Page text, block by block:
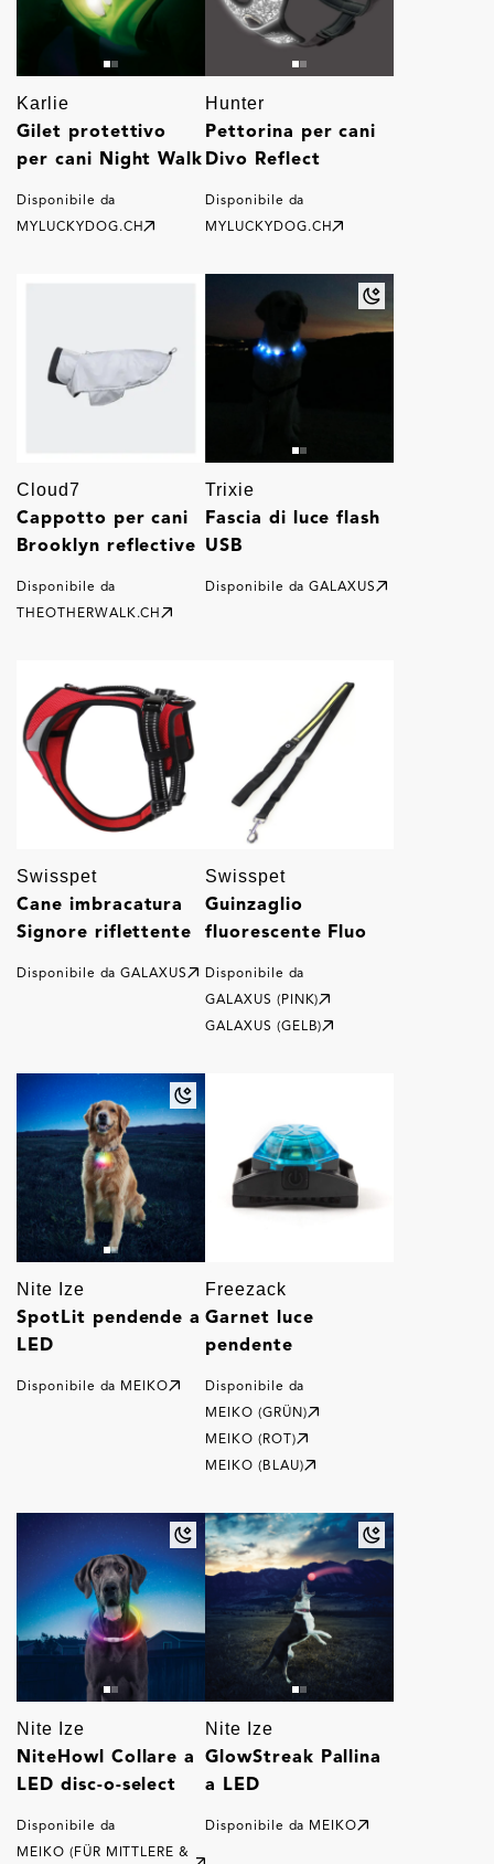
Karlie
Gilet protettivo
per cani Night Walk
Disponibile da
MYLUCKYDOG.CH
Hunter
Pettorina per cani
Divo Reflect
Disponibile da
MYLUCKYDOG.CH
Cloud7
Cappotto per cani
Brooklyn reflective
Disponibile da
THEOTHERWALK.CH
Trixie
Fascia di luce flash
USB
Disponibile da GALAXUS
Swisspet
Cane imbracatura
Signore riflettente
Disponibile da GALAXUS
Swisspet
Guinzaglio
fluorescente Fluo
Disponibile da
GALAXUS (PINK)
GALAXUS (GELB)
Nite Ize
SpotLit pendende a
LED
Disponibile da MEIKO
Freezack
Garnet luce
pendente
Disponibile da
MEIKO (GRÜN)
MEIKO (ROT)
MEIKO (BLAU)
Nite Ize
NiteHowl Collare a
LED disc-o-select
Disponibile da
MEIKO (FÜR MITTLERE &
Nite Ize
GlowStreak Pallina
a LED
Disponibile da MEIKO